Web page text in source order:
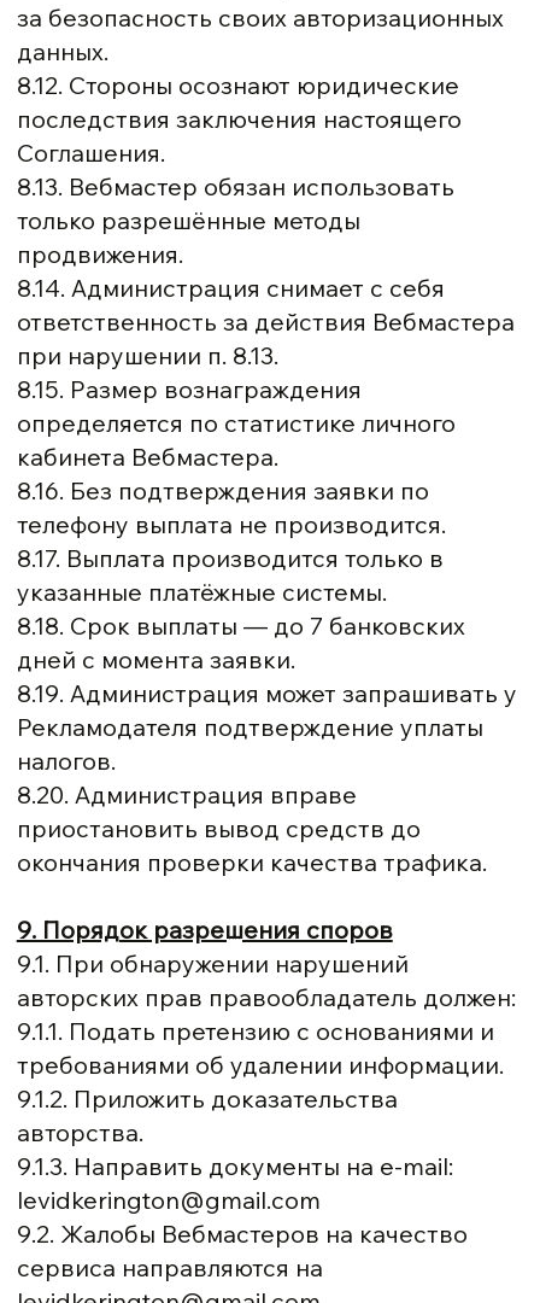
за безопасность своих авторизационных
данных.
8.12. Стороны осознают юридические
последствия заключения настоящего
Соглашения.
8.13. Вебмастер обязан использовать
только разрешённые методы
продвижения.
8.14. Администрация снимает с себя
ответственность за действия Вебмастера
при нарушении п. 8.13.
8.15. Размер вознаграждения
определяется по статистике личного
кабинета Вебмастера.
8.16. Без подтверждения заявки по
телефону выплата не производится.
8.17. Выплата производится только в
указанные платёжные системы.
8.18. Срок выплаты — до 7 банковских
дней с момента заявки.
8.19. Администрация может запрашивать у
Рекламодателя подтверждение уплаты
налогов.
8.20. Администрация вправе
приостановить вывод средств до
окончания проверки качества трафика.
9. Порядок разрешения споров
9.1. При обнаружении нарушений
авторских прав правообладатель должен:
9.1.1. Подать претензию с основаниями и
требованиями об удалении информации.
9.1.2. Приложить доказательства
авторства.
9.1.3. Направить документы на e-mail:
levidkerington@gmail.com
9.2. Жалобы Вебмастеров на качество
сервиса направляются на